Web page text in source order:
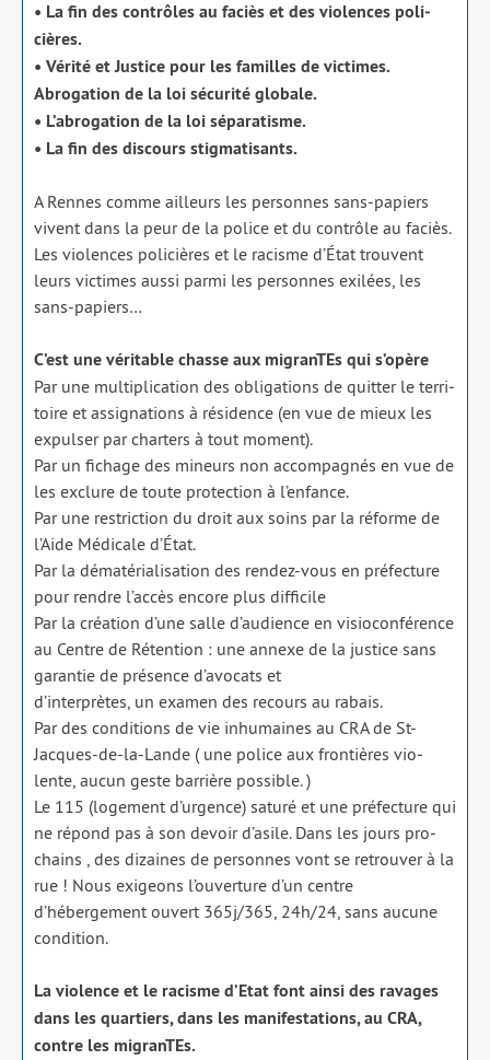
• La fin des contrôles au faciès et des vio­lences poli­
cières.
• Vérité et Justice pour les familles de vic­times.
Abrogation de la loi sécu­ri­té glo­bale.
• L’abrogation de la loi sépa­ra­tisme.
• La fin des dis­cours stig­ma­ti­sants.
A Rennes comme ailleurs les per­sonnes sans-papiers
vivent dans la peur de la police et du contrôle au faciès.
Les vio­lences poli­cières et le racisme d’État trouvent
leurs vic­times aus­si par­mi les per­sonnes exi­lées, les
sans-papiers…
C’est une véri­table chasse aux migranTEs qui s’opère
Par une mul­ti­pli­ca­tion des obli­ga­tions de quit­ter le ter­ri­
toire et assi­gna­tions à rési­dence (en vue de mieux les
expul­ser par char­ters à tout moment).
Par un fichage des mineurs non accom­pa­gnés en vue de
les exclure de toute pro­tec­tion à l’enfance.
Par une res­tric­tion du droit aux soins par la réforme de
l’Aide Médicale d’État.
Par la déma­té­ria­li­sa­tion des ren­dez-vous en pré­fec­ture
pour rendre l’accès encore plus dif­fi­cile
Par la créa­tion d’une salle d’audience en visio­con­fé­rence
au Centre de Rétention : une annexe de la jus­tice sans
garan­tie de pré­sence d’avocats et
d’interprètes, un exa­men des recours au rabais.
Par des condi­tions de vie inhu­maines au CRA de St-
Jacques-de-la-Lande ( une police aux fron­tières vio­
lente, aucun geste bar­rière pos­sible. )
Le 115 (loge­ment d’urgence) satu­ré et une pré­fec­ture qui
ne répond pas à son devoir d’asile. Dans les jours pro­
chains , des dizaines de per­sonnes vont se retrou­ver à la
rue ! Nous exi­geons l’ouverture d’un centre
d’hébergement ouvert 365j/​365, 24h/​24, sans aucune
condi­tion.
La vio­lence et le racisme d’Etat font ain­si des ravages
dans les quar­tiers, dans les mani­fes­ta­tions, au CRA,
contre les migranTEs.